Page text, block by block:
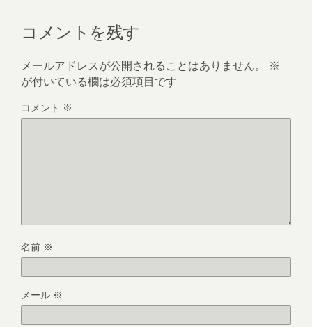
コメントを残す
メールアドレスが公開されることはありません。
※
が付いている欄は必須項目です
コメント ※
名前 ※
メール ※